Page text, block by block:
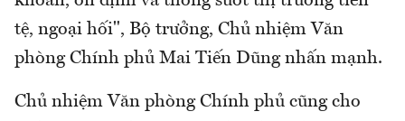
tệ, ngoại hối", Bộ trưởng, Chủ nhiệm Văn
phòng Chính phủ Mai Tiến Dũng nhấn mạnh.
Chủ nhiệm Văn phòng Chính phủ cũng cho